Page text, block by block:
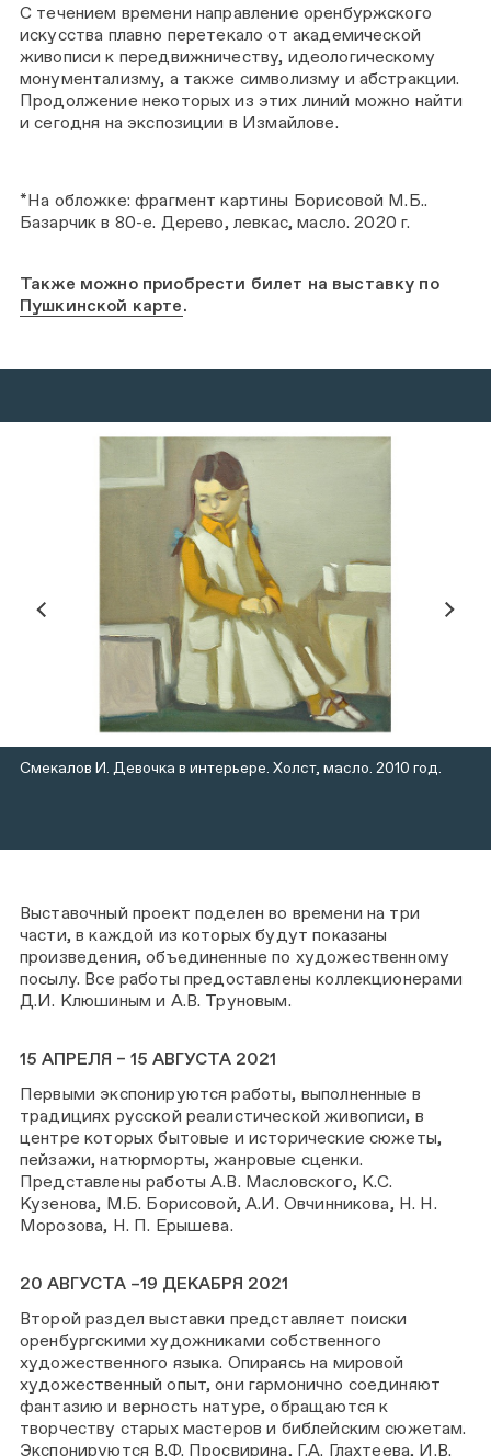
С течением времени направление оренбуржского
искусства плавно перетекало от академической
живописи к передвижничеству, идеологическому
монументализму, а также символизму и абстракции.
Продолжение некоторых из этих линий можно найти
и сегодня на экспозиции в Измайлове.
*На обложке: фрагмент картины Борисовой М.Б..
Базарчик в 80-е. Дерево, левкас, масло. 2020 г.
Также можно приобрести билет на выставку по
Пушкинской карте.
Смекалов И. Девочка в интерьере. Холст, масло. 2010 год.
Выставочный проект поделен во времени на три
части, в каждой из которых будут показаны
произведения, объединенные по художественному
посылу. Все работы предоставлены коллекционерами
Д.И. Клюшиным и А.В. Труновым.
15 АПРЕЛЯ – 15 АВГУСТА 2021
Первыми экспонируются работы, выполненные в
традициях русской реалистической живописи, в
центре которых бытовые и исторические сюжеты,
пейзажи, натюрморты, жанровые сценки.
Представлены работы А.В. Масловского, К.С.
Кузенова, М.Б. Борисовой, А.И. Овчинникова, Н. Н.
Морозова, Н. П. Ерышева.
20 АВГУСТА –19 ДЕКАБРЯ 2021
Второй раздел выставки представляет поиски
оренбургскими художниками собственного
художественного языка. Опираясь на мировой
художественный опыт, они гармонично соединяют
фантазию и верность натуре, обращаются к
творчеству старых мастеров и библейским сюжетам.
Экспонируются В.Ф. Просвирина, Г.А. Глахтеева, И.В.